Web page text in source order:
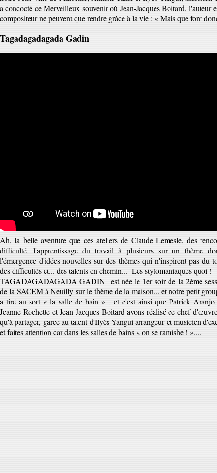
a concocté ce Merveilleux souvenir où Jean-Jacques Boitard, l'auteur
compositeur ne peuvent que rendre grâce à la vie : « Mais que font
Tagadagadagada Gadin
Ah, la belle aventure que ces ateliers de Claude Lemesle, des
difficulté, l'apprentissage du travail à plusieurs sur un thème
l'émergence d'idées nouvelles sur des thèmes qui n'inspirent pas du
des difficultés et... des talents en chemin... Les stylomaniaques quoi !
TAGADAGADAGADA GADIN est née le 1er soir de la 2ème
de la SACEM à Neuilly sur le thème de la maison... et notre petit
a tiré au sort « la salle de bain ».., et c'est ainsi que Patrick
Jeanne Rochette et Jean-Jacques Boitard avons réalisé ce chef
qu'à partager, garce au talent d'Ilyès Yangui arrangeur et musicien
et faites attention car dans les salles de bains « on se ramishe ! »....